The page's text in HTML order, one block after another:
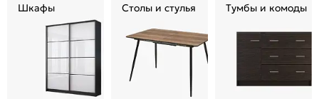
Шкафы Столы и стулья Тумбы и комоды